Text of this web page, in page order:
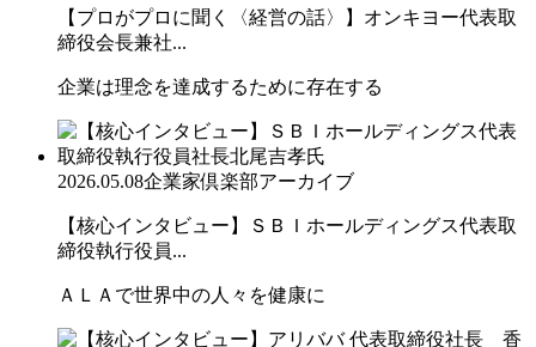
【プロがプロに聞く〈経営の話〉】オンキヨー代表取
締役会長兼社...
企業は理念を達成するために存在する
2026.05.08企業家倶楽部アーカイブ
【核心インタビュー】ＳＢＩホールディングス代表取
締役執行役員...
ＡＬＡで世界中の人々を健康に